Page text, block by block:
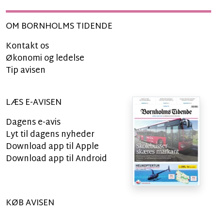
OM BORNHOLMS TIDENDE
Kontakt os
Økonomi og ledelse
Tip avisen
LÆS E-AVISEN
Dagens e-avis
Lyt til dagens nyheder
Download app til Apple
Download app til Android
KØB AVISEN